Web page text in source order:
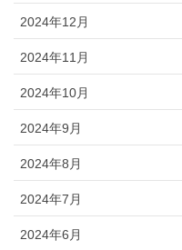
2024年12月
2024年11月
2024年10月
2024年9月
2024年8月
2024年7月
2024年6月